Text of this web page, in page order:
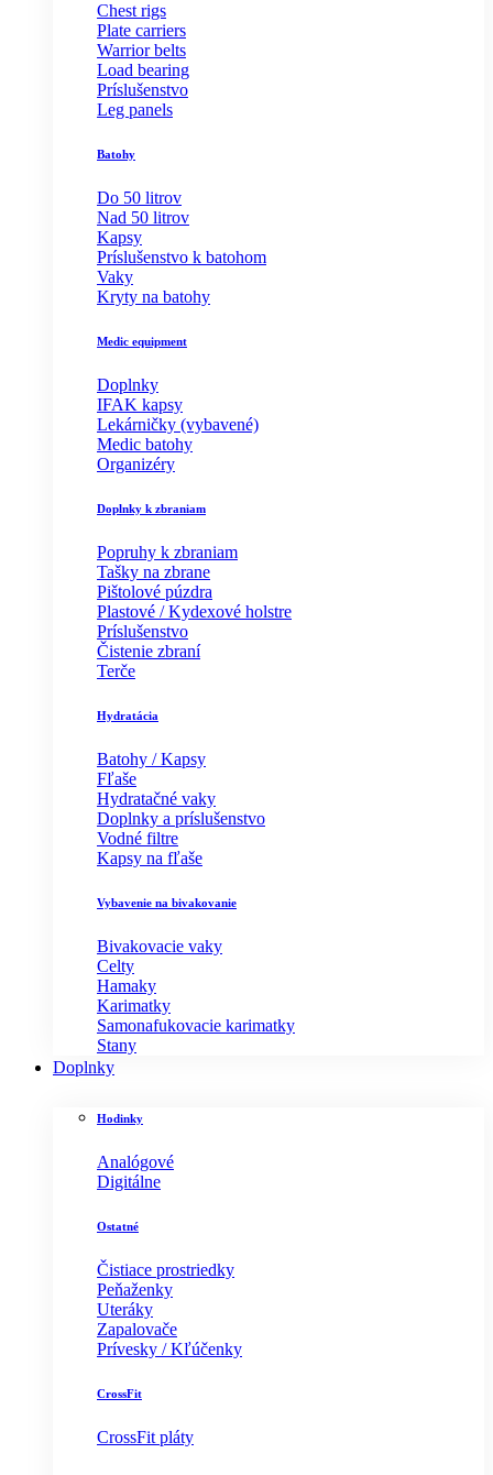
Chest rigs
Plate carriers
Warrior belts
Load bearing
Príslušenstvo
Leg panels
Batohy
Do 50 litrov
Nad 50 litrov
Kapsy
Príslušenstvo k batohom
Vaky
Kryty na batohy
Medic equipment
Doplnky
IFAK kapsy
Lekárničky (vybavené)
Medic batohy
Organizéry
Doplnky k zbraniam
Popruhy k zbraniam
Tašky na zbrane
Pištolové púzdra
Plastové / Kydexové holstre
Príslušenstvo
Čistenie zbraní
Terče
Hydratácia
Batohy / Kapsy
Fľaše
Hydratačné vaky
Doplnky a príslušenstvo
Vodné filtre
Kapsy na fľaše
Vybavenie na bivakovanie
Bivakovacie vaky
Celty
Hamaky
Karimatky
Samonafukovacie karimatky
Stany
Doplnky
Hodinky
Analógové
Digitálne
Ostatné
Čistiace prostriedky
Peňaženky
Uteráky
Zapalovače
Prívesky / Kľúčenky
CrossFit
CrossFit pláty